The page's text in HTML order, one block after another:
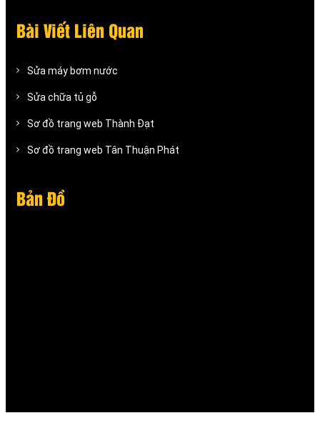
Bài Viết Liên Quan
Sửa máy bơm nước
Sửa chữa tủ gỗ
Sơ đồ trang web Thành Đạt
Sơ đồ trang web Tân Thuận Phát
Bản Đồ